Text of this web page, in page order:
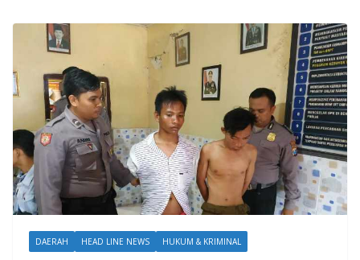
DAERAH HEAD LINE NEWS HUKUM & KRIMINAL